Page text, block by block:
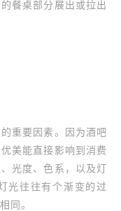
餐桌部分展出或拉出
重要因素。因为酒吧
美能直接影响到消费
光度、色系，以及灯
光往往有个渐变的过
同。